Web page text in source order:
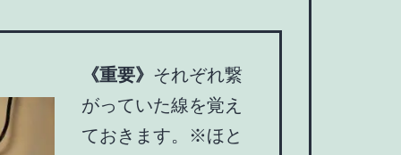
《重要》 それぞれ繋
がっていた線を覚え
ておきます。※ほと